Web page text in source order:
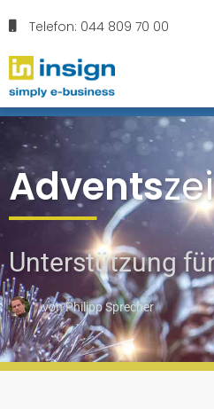
Telefon: 044 809 70 00
Advents
Unterstützung
vonPhilipp Sprecher